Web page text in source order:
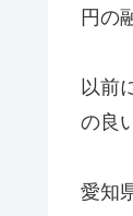
円の
以前
の良
愛知